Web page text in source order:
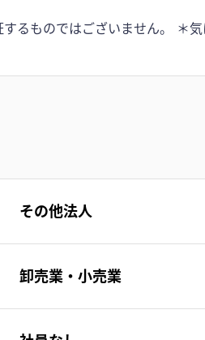
るものではございません。 ＊
その他法人
卸売業・小売業